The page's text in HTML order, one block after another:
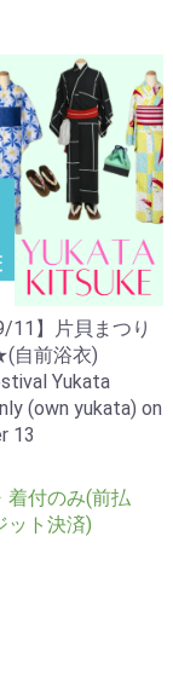
11】片貝まつり
自前浴衣)
Yukata
(own yukata) on
13
着付のみ(前払
ット決済)